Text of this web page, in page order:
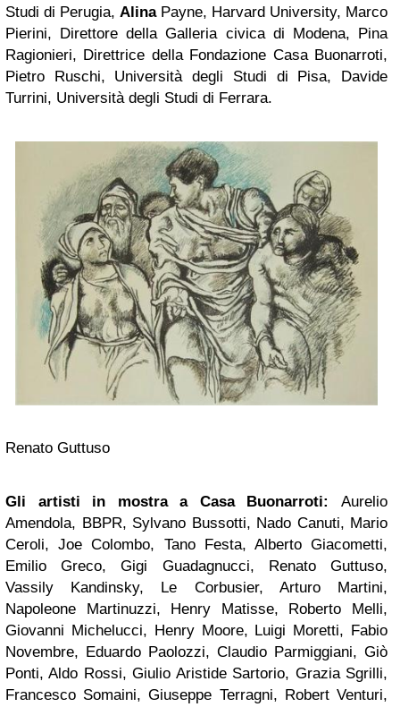
Studi di Perugia, AlinaPayne, Harvard University, Marco
Pierini, Direttore della Galleria civica di Modena, Pina
Ragionieri, Direttrice della Fondazione Casa Buonarroti,
Pietro Ruschi, Università degli Studi di Pisa, Davide
Turrini, Università degli Studi di Ferrara.
Renato Guttuso
Gli artisti in mostra a Casa Buonarroti: Aurelio
Amendola, BBPR, Sylvano Bussotti, Nado Canuti, Mario
Ceroli, Joe Colombo, Tano Festa, Alberto Giacometti,
Emilio Greco, Gigi Guadagnucci, Renato Guttuso,
Vassily Kandinsky, Le Corbusier, Arturo Martini,
Napoleone Martinuzzi, Henry Matisse, Roberto Melli,
Giovanni Michelucci, Henry Moore, Luigi Moretti, Fabio
Novembre, Eduardo Paolozzi, Claudio Parmiggiani, Giò
Ponti, Aldo Rossi, Giulio Aristide Sartorio, Grazia Sgrilli,
Francesco Somaini, Giuseppe Terragni, Robert Venturi,